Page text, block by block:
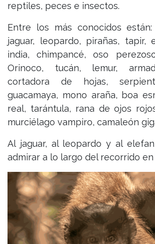
reptiles, peces e insectos.
Entre los más conocidos
jaguar, leopardo, pirañas, tapir,
india, chimpancé, oso
Orinoco, tucán, lemur,
cortadora de hojas,
guacamaya, mono araña, boa
real, tarántula, rana de ojos
murciélago vampiro, camaleón
Al jaguar, al leopardo y al
admirar a lo largo del recorrido